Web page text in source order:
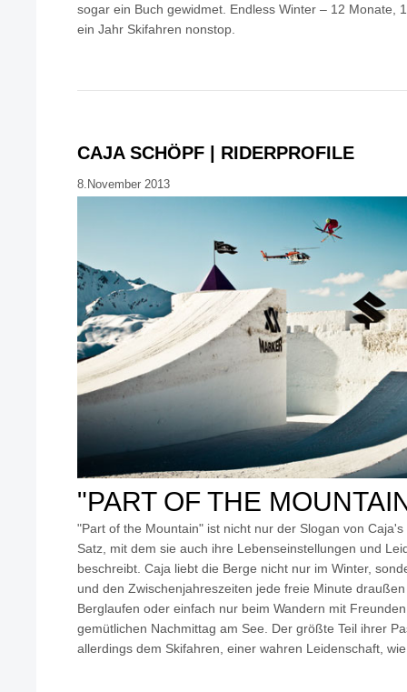
sogar ein Buch gewidmet. Endless Winter – 12 Monate,
ein Jahr Skifahren nonstop.
CAJA SCHÖPF | RIDERPROFILE
8.November 2013
"PART OF THE
"Part of the Mountain" ist nicht nur der Slogan von
Satz, mit dem sie auch ihre Lebenseinstellungen und
beschreibt. Caja liebt die Berge nicht nur im Winter,
und den Zwischenjahreszeiten jede freie Minute
Berglaufen oder einfach nur beim Wandern mit
gemütlichen Nachmittag am See. Der größte Teil ihrer
allerdings dem Skifahren, einer wahren Leidenschaft,